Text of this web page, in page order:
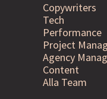
Copywriters
Tech
Performance
Project
Agency
Content
Alla Team